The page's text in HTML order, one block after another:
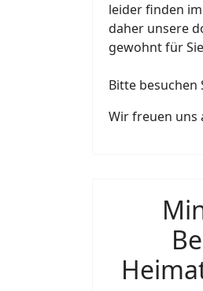
leider finden
daher unsere
gewohnt für
Bitte
Wir freuen uns